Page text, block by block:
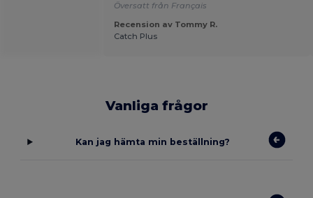
Översatt från Français
Recension av Tommy R.
Catch Plus
Vanliga frågor
Kan jag hämta min beställning?